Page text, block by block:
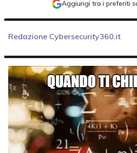
Aggiungi tra i preferiti
Redazione Cybersecurity360.it